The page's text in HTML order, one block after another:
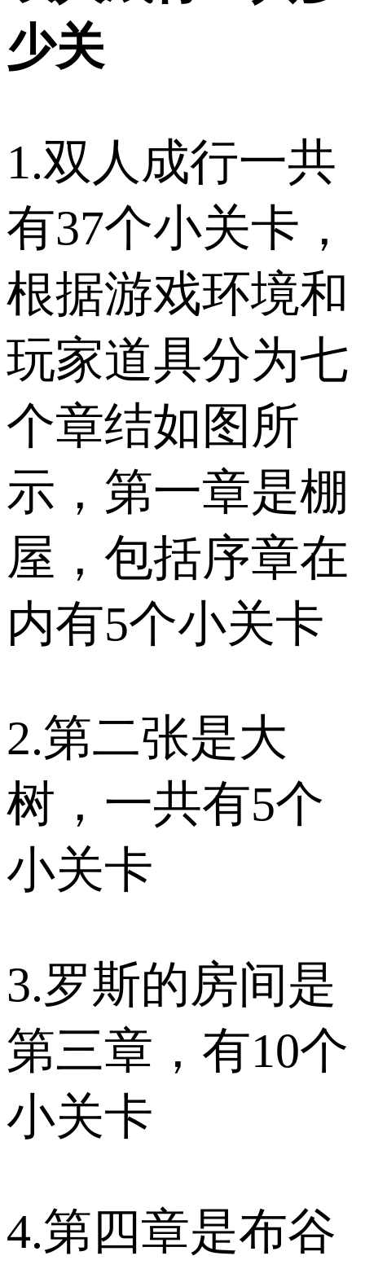
少关
1.双人成行一共
有37个小关卡，
根据游戏环境和
玩家道具分为七
个章结如图所
示，第一章是棚
屋，包括序章在
内有5个小关卡
2.第二张是大
树，一共有5个
小关卡
3.罗斯的房间是
第三章，有10个
小关卡
4.第四章是布谷